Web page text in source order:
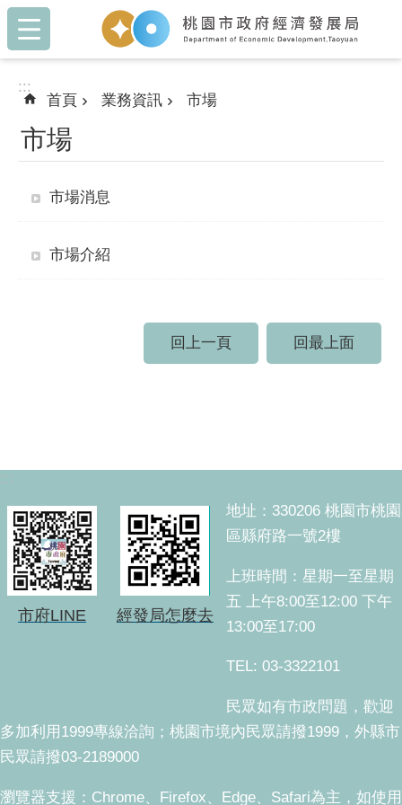
跳到主要內容區塊
:::
:::
首頁 業務資訊 市場
市場
市場消息
市場介紹
回上一頁 回最上面
:::
市府LINE 經發局怎麼去
地址：330206 桃園市桃園
區縣府路一號2樓
上班時間：星期一至星期
五 上午8:00至12:00 下午
13:00至17:00
TEL: 03-3322101
民眾如有市政問題，歡迎
多加利用1999專線洽詢；桃園市境內民眾請撥1999，外縣市
民眾請撥03-2189000
瀏覽器支援：Chrome、Firefox、Edge、Safari為主，如使用